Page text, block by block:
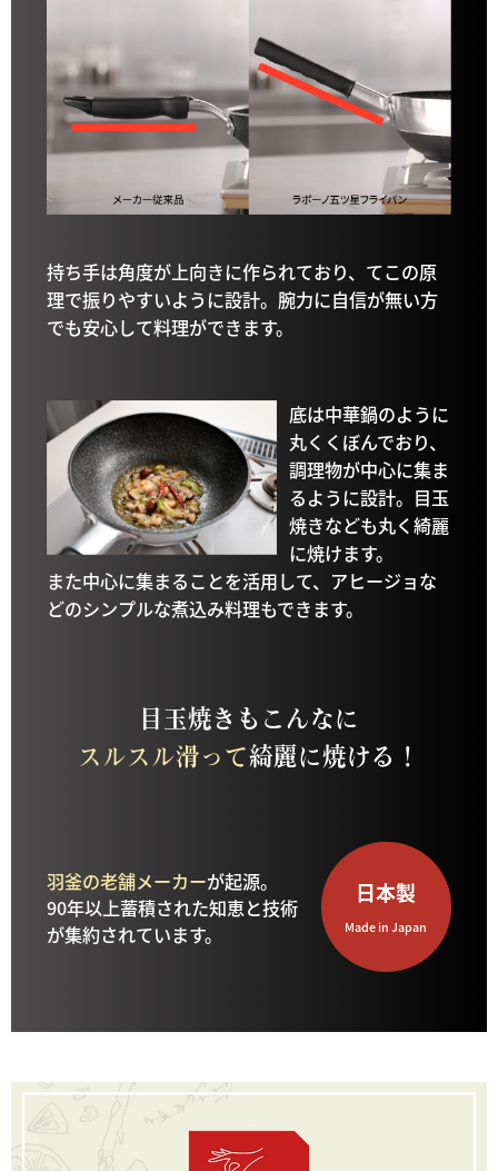
持ち手は角度が上向きに作られており、てこの原
理で振りやすいように設計。腕力に自信が無い方
でも安心して料理ができます。
底は中華鍋のように
丸くくぼんでおり、
調理物が中心に集ま
るように設計。目玉
焼きなども丸く綺麗
に焼けます。
また中心に集まることを活用して、アヒージョな
どのシンプルな煮込み料理もできます。
目玉焼きもこんなに
スルスル滑って綺麗に焼ける！
羽釜の老舗メーカーが起源。
90年以上蓄積された知恵と技術
が集約されています。
日本製
Made in Japan